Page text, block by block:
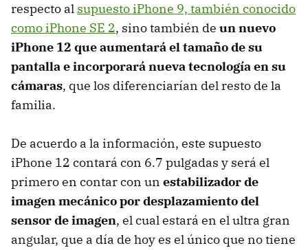
respecto al supuesto iPhone 9, también conocido
como iPhone SE 2, sino también de un nuevo
iPhone 12 que aumentará el tamaño de su
pantalla e incorporará nueva tecnología en su
cámaras, que los diferenciarían del resto de la
familia.
De acuerdo a la información, este supuesto
iPhone 12 contará con 6.7 pulgadas y será el
primero en contar con un estabilizador de
imagen mecánico por desplazamiento del
sensor de imagen, el cual estará en el ultra gran
angular, que a día de hoy es el único que no tiene